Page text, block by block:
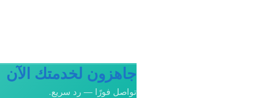
جاهزون لخدمتك الآن
تواصل فورًا — رد سريع.